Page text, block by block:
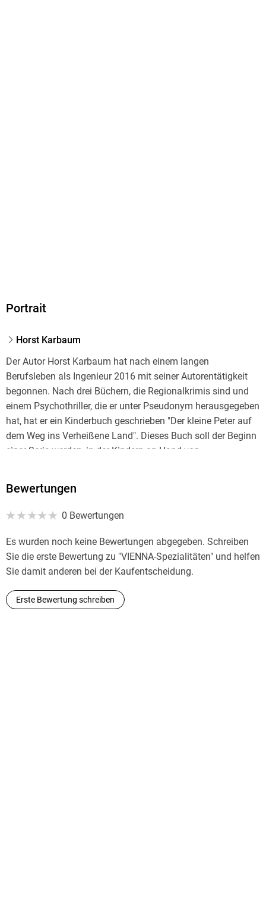
Portrait
Horst Karbaum
Der Autor Horst Karbaum hat nach einem langen
Berufsleben als Ingenieur 2016 mit seiner Autorentätigkeit
begonnen. Nach drei Büchern, die Regionalkrimis sind und
einem Psychothriller, die er unter Pseudonym herausgegeben
hat, hat er ein Kinderbuch geschrieben "Der kleine Peter auf
dem Weg ins Verheißene Land". Dieses Buch soll der Beginn
einer Serie werden, in der Kindern an Hand von
Bewertungen
0 Bewertungen
Es wurden noch keine Bewertungen abgegeben. Schreiben
Sie die erste Bewertung zu "VIENNA-Spezialitäten" und helfen
Sie damit anderen bei der Kaufentscheidung.
Erste Bewertung schreiben